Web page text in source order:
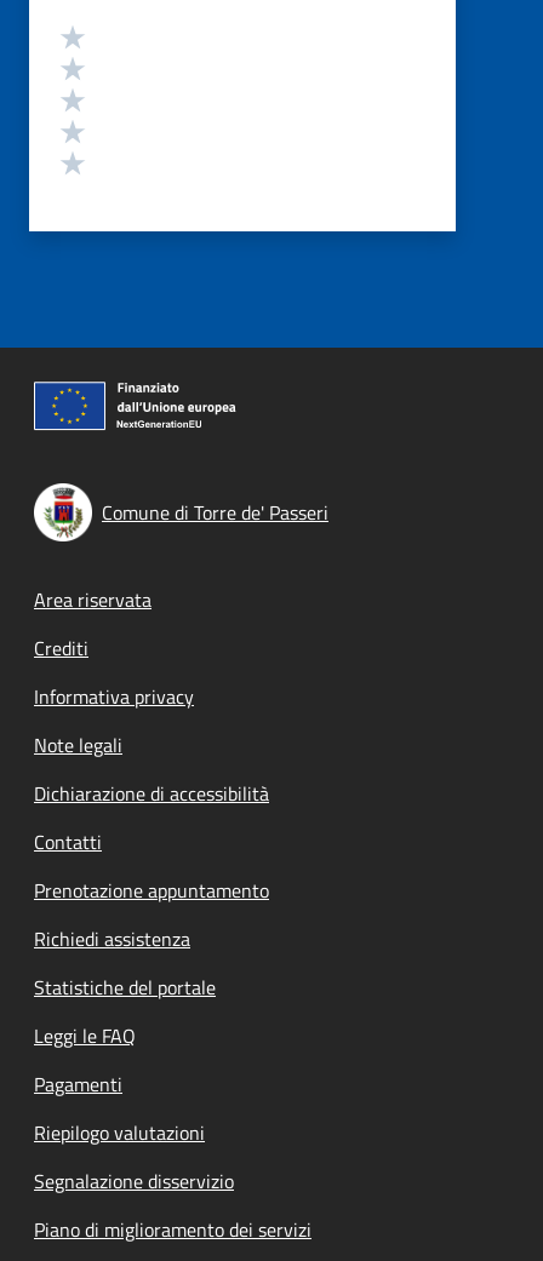
Valutazione
Comune di Torre de' Passeri
Footer menu
Area riservata
Crediti
Informativa privacy
Note legali
Dichiarazione di accessibilità
Contatti
Prenotazione appuntamento
Richiedi assistenza
Statistiche del portale
Leggi le FAQ
Pagamenti
Riepilogo valutazioni
Segnalazione disservizio
Piano di miglioramento dei servizi